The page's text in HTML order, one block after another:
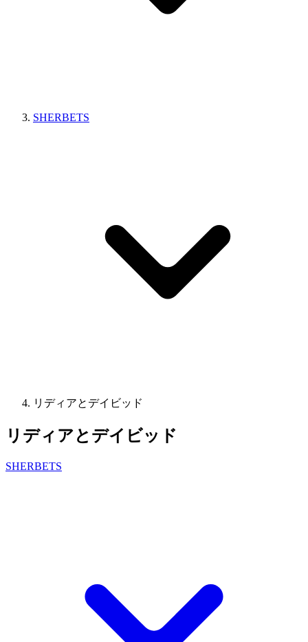
SHERBETS
リディアとデイビッド
リディアとデイビッド
SHERBETS